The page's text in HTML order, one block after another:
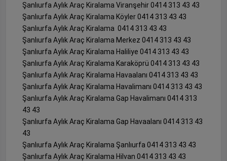
Şanlıurfa Aylık Araç Kiralama Viranşehir 0414 313 43 43
Şanlıurfa Aylık Araç Kiralama Köyler 0414 313 43 43
Şanlıurfa Aylık Araç Kiralama 0414 313 43 43
Şanlıurfa Aylık Araç Kiralama Merkez 0414 313 43 43
Şanlıurfa Aylık Araç Kiralama Haliliye 0414 313 43 43
Şanlıurfa Aylık Araç Kiralama Karaköprü 0414 313 43 43
Şanlıurfa Aylık Araç Kiralama Havaalanı 0414 313 43 43
Şanlıurfa Aylık Araç Kiralama Havalimanı 0414 313 43 43
Şanlıurfa Aylık Araç Kiralama Gap Havalimanı 0414 313
43 43
Şanlıurfa Aylık Araç Kiralama Gap Havaalanı 0414 313 43
43
Şanlıurfa Aylık Araç Kiralama Şanlıurfa 0414 313 43 43
Şanlıurfa Aylık Araç Kiralama Hilvan 0414 313 43 43